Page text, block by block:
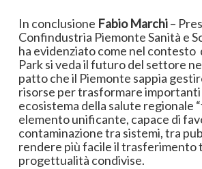
In conclusione Fabio Marchi–
Confindustria Piemonte Sanità e
ha evidenziato come nel
Park si veda il futuro del settore
patto che il Piemonte sappia
risorse per trasformare importanti
ecosistema della salute regionale
elemento unificante, capace di
contaminazione tra sistemi, tra
rendere più facile il trasferimento
progettualità condivise.